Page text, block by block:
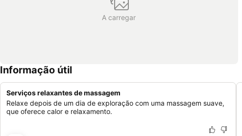
A carregar
Informação útil
Serviços relaxantes de massagem
Relaxe depois de um dia de exploração com uma massagem suave,
que oferece calor e relaxamento.